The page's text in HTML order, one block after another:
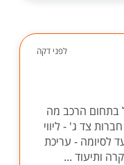
לפני דקה
בתחום הרכב מה
צד ג' - ליווי
לסיומה - עריכת
ותיעוד ...